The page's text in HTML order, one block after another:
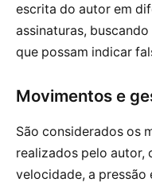
escrita do autor em
assinaturas,
que possam indicar
Movimentos e
São considerados os
realizados pelo autor,
velocidade, a pressão